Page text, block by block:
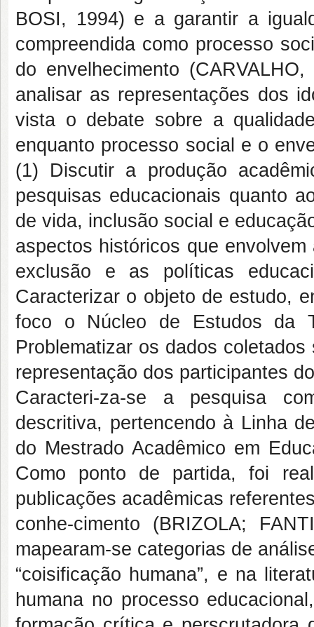
BOSI, 1994) e a garantir a
compreendida como processo
do envelhecimento
analisar as representações dos
vista o debate sobre a
enquanto processo social e o
(1) Discutir a produção
pesquisas educacionais quanto
de vida, inclusão social e
aspectos históricos que
exclusão e as políticas
Caracterizar o objeto de estudo,
foco o Núcleo de Estudos da
Problematizar os dados
representação dos participantes
Caracteri-za-se a pesquisa
descritiva, pertencendo à Linha
do Mestrado Acadêmico em
Como ponto de partida, foi
publicações acadêmicas
conhe-cimento (BRIZOLA;
mapearam-se categorias de
“coisificação humana”, e na
humana no processo